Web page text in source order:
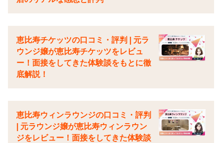
恵比寿チケッツの口コミ・評判 | 元ラ
ウンジ嬢が恵比寿チケッツをレビュ
ー！面接をしてきた体験談をもとに徹
底解説！
恵比寿ウィンラウンジの口コミ・評判
| 元ラウンジ嬢が恵比寿ウィンラウン
ジをレビュー！面接をしてきた体験談